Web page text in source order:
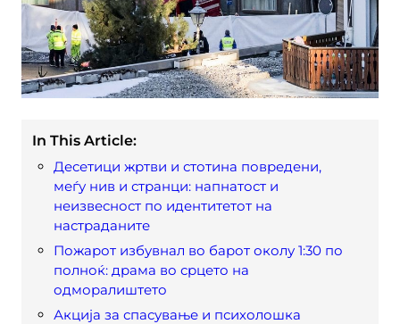
In This Article:
Десетици жртви и стотина повредени,
меѓу нив и странци: напнатост и
неизвесност по идентитетот на
настраданите
Пожарот избувнал во барот околу 1:30 по
полноќ: драма во срцето на
одморалиштето
Акција за спасување и психолошка